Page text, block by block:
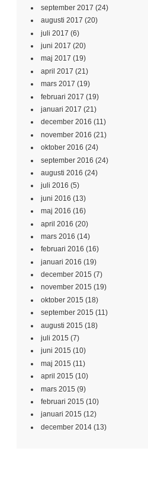
september 2017 (24)
augusti 2017 (20)
juli 2017 (6)
juni 2017 (20)
maj 2017 (19)
april 2017 (21)
mars 2017 (19)
februari 2017 (19)
januari 2017 (21)
december 2016 (11)
november 2016 (21)
oktober 2016 (24)
september 2016 (24)
augusti 2016 (24)
juli 2016 (5)
juni 2016 (13)
maj 2016 (16)
april 2016 (20)
mars 2016 (14)
februari 2016 (16)
januari 2016 (19)
december 2015 (7)
november 2015 (19)
oktober 2015 (18)
september 2015 (11)
augusti 2015 (18)
juli 2015 (7)
juni 2015 (10)
maj 2015 (11)
april 2015 (10)
mars 2015 (9)
februari 2015 (10)
januari 2015 (12)
december 2014 (13)